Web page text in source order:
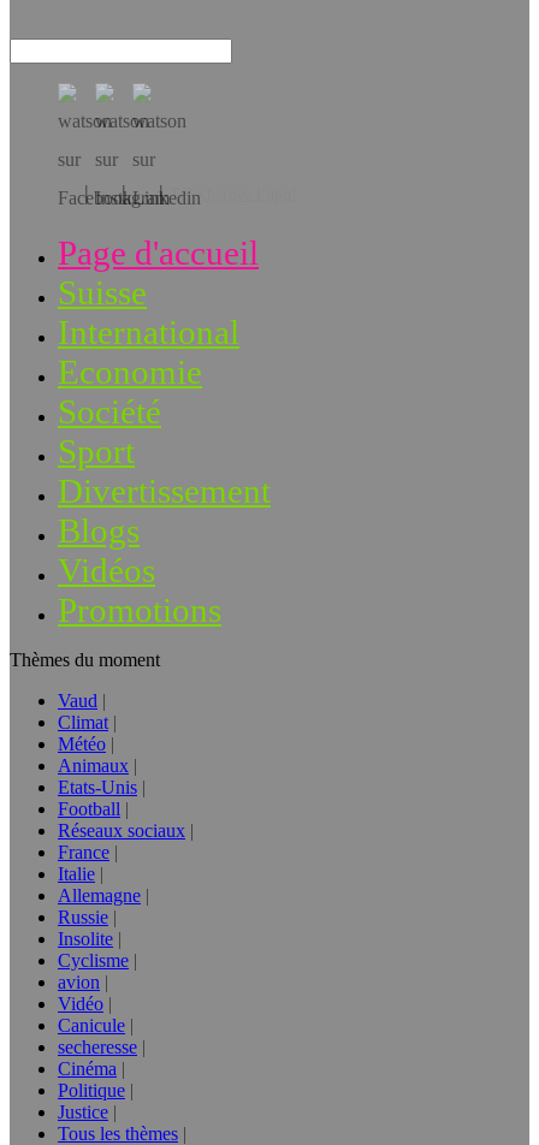
Téléchargez l’app!
Page d'accueil
Suisse
International
Economie
Société
Sport
Divertissement
Blogs
Vidéos
Promotions
Thèmes du moment
Vaud
Climat
Météo
Animaux
Etats-Unis
Football
Réseaux sociaux
France
Italie
Allemagne
Russie
Insolite
Cyclisme
avion
Vidéo
Canicule
secheresse
Cinéma
Politique
Justice
Tous les thèmes